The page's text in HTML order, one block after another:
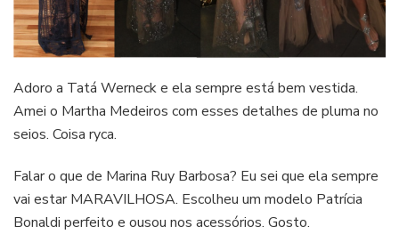
Adoro a Tatá Werneck e ela sempre está bem vestida.
Amei o Martha Medeiros com esses detalhes de pluma no
seios. Coisa ryca.
Falar o que de Marina Ruy Barbosa? Eu sei que ela sempre
vai estar MARAVILHOSA. Escolheu um modelo Patrícia
Bonaldi perfeito e ousou nos acessórios. Gosto.